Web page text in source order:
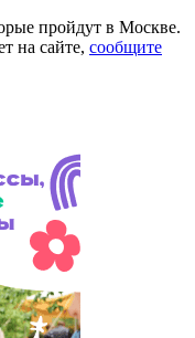
пройдут в Москве.
на сайте, сообщите